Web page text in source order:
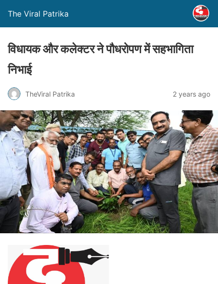
The Viral Patrika
विधायक और कलेक्टर ने पौधरोपण में सहभागिता
निभाई
TheViral Patrika 2 years ago